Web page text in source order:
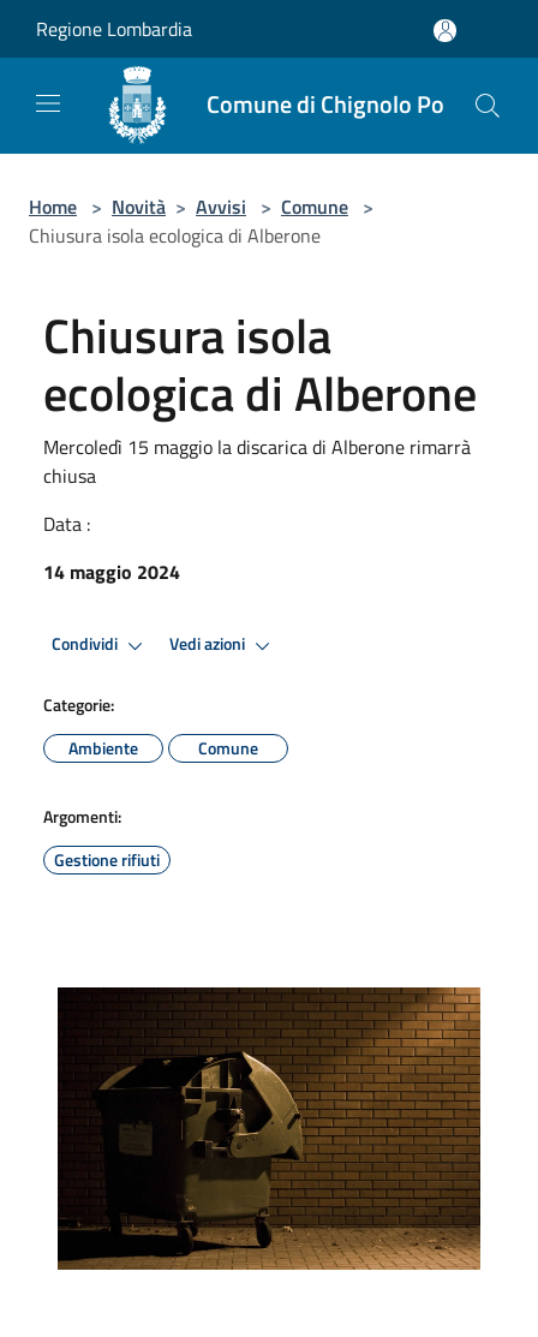
Regione Lombardia
Comune di Chignolo Po
Home > Novità > Avvisi > Comune >
Chiusura isola ecologica di Alberone
Chiusura isola
ecologica di Alberone
Mercoledì 15 maggio la discarica di Alberone rimarrà
chiusa
Data :
14 maggio 2024
Condividi Vedi azioni
Categorie:
Ambiente
Comune
Argomenti:
Gestione rifiuti